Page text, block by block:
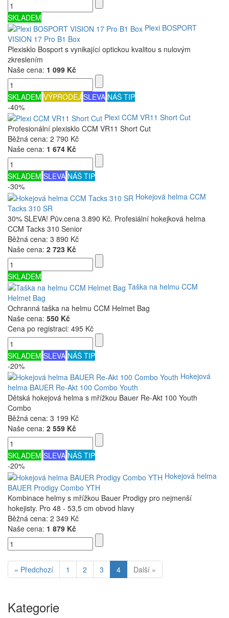
SKLADEM
Plexi BOSPORT
VISION 17 Pro B1 Box
Plexisklo Bosport s vynikající optickou kvalitou s nulovým
zkreslením
Naše cena: 1 099 Kč
SKLADEM VÝPRODEJ SLEVA NÁŠ TIP
-40%
Plexi CCM VR11 Short Cut
Profesionální plexisklo CCM VR11 Short Cut
Běžná cena: 2 790 Kč
Naše cena: 1 674 Kč
SKLADEM SLEVA NÁŠ TIP
-30%
Hokejová helma CCM
Tacks 310 SR
30% SLEVA! Pův.cena 3.890 Kč. Profesiální hokejková helma
CCM Tacks 310 Senior
Běžná cena: 3 890 Kč
Naše cena: 2 723 Kč
SKLADEM
Taška na helmu CCM
Helmet Bag
Ochranná taška na helmu CCM Helmet Bag
Naše cena: 550 Kč
Cena po registraci: 495 Kč
SKLADEM SLEVA NÁŠ TIP
-20%
Hokejová
helma BAUER Re-Akt 100 Combo Youth
Dětská hokejová helma s mřížkou Bauer Re-Akt 100 Youth
Combo
Běžná cena: 3 199 Kč
Naše cena: 2 559 Kč
SKLADEM SLEVA NÁŠ TIP
-20%
Hokejová helma
BAUER Prodigy Combo YTH
Kombinace helmy s mřížkou Bauer Prodigy pro nejmenší
hokejisty. Pro 48 - 53,5 cm obvod hlavy
Běžná cena: 2 349 Kč
Naše cena: 1 879 Kč
« Předchozí 1 2 3 4 Další »
Kategorie